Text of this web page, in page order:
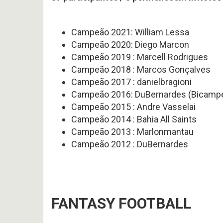
Campeão 2021: William Lessa
Campeão 2020: Diego Marcon
Campeão 2019 : Marcell Rodrigues
Campeão 2018 : Marcos Gonçalves
Campeão 2017 : danielbragioni
Campeão 2016: DuBernardes
Campeão 2015 : Andre Vasselai
Campeão 2014 : Bahia All Saints
Campeão 2013 : Marlonmantau
Campeão 2012 : DuBernardes
FANTASY FOOTBALL